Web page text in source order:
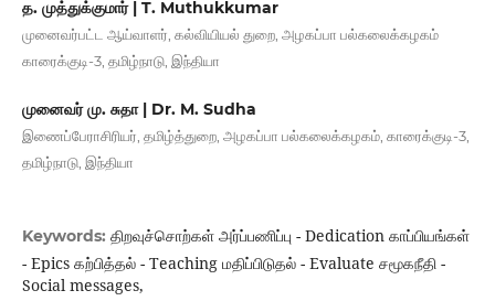
த. முத்துக்குமார் | T. Muthukkumar
முனைவர்பட்ட ஆய்வாளர், கல்வியியல் துறை, அழகப்பா பல்கலைக்கழகம்
காரைக்குடி-3, தமிழ்நாடு, இந்தியா
முனைவர் மு. சுதா | Dr. M. Sudha
இணைப்பேராசிரியர், தமிழ்த்துறை, அழகப்பா பல்கலைக்கழகம், காரைக்குடி-3,
தமிழ்நாடு, இந்தியா
Keywords: திறவுச்சொற்கள் அர்ப்பணிப்பு - Dedication காப்பியங்கள்
- Epics கற்பித்தல் - Teaching மதிப்பிடுதல் - Evaluate சமூகநீதி -
Social messages,